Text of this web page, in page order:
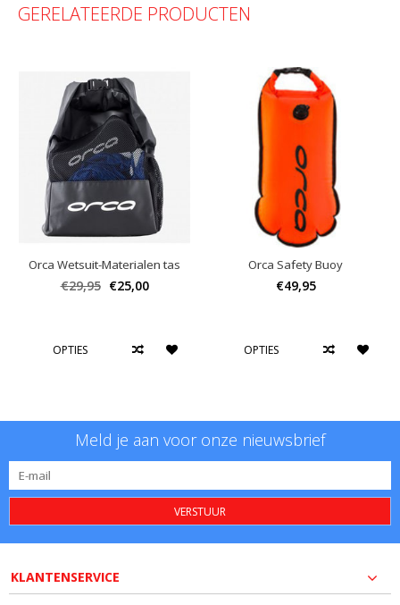
GERELATEERDE PRODUCTEN
Orca Wetsuit-Materialen tas
€29,95 €25,00
OPTIES
Orca Safety Buoy
€49,95
OPTIES
Meld je aan voor onze nieuwsbrief
VERSTUUR
KLANTENSERVICE